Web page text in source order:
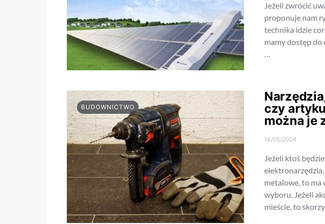
Jeżeli zwrócić
proponuje nam
technika idzie
mamy dostęp do
…
BUDOWNICTWO
czy
można je
14/05/2024
Jeżeli ktoś
metalowe, to ma
wyboru. Jeżeli
mieście, to